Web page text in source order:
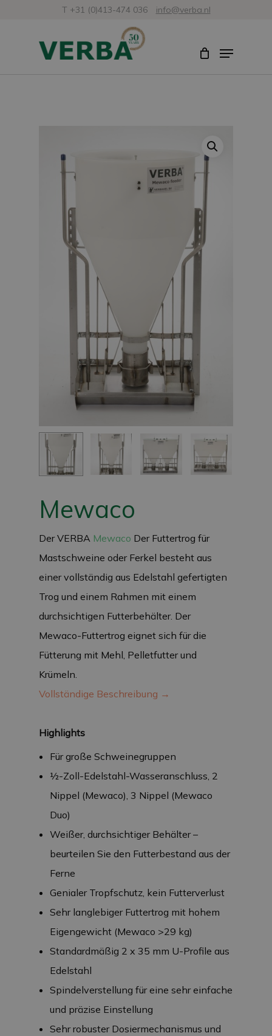
T +31 (0)413-474 036 info@verba.nl
Menü
Mewaco
Der VERBA Mewaco Der Futtertrog für
Mastschweine oder Ferkel besteht aus
einer vollständig aus Edelstahl gefertigten
Trog und einem Rahmen mit einem
durchsichtigen Futterbehälter. Der
Mewaco-Futtertrog eignet sich für die
Fütterung mit Mehl, Pelletfutter und
Krümeln.
Vollständige Beschreibung →
Highlights
Für große Schweinegruppen
½-Zoll-Edelstahl-Wasseranschluss, 2
Nippel (Mewaco), 3 Nippel (Mewaco
Duo)
Weißer, durchsichtiger Behälter –
beurteilen Sie den Futterbestand aus der
Ferne
Genialer Tropfschutz, kein Futterverlust
Sehr langlebiger Futtertrog mit hohem
Eigengewicht (Mewaco >29 kg)
Standardmäßig 2 x 35 mm U-Profile aus
Edelstahl
Spindelverstellung für eine sehr einfache
und präzise Einstellung
Sehr robuster Dosiermechanismus und